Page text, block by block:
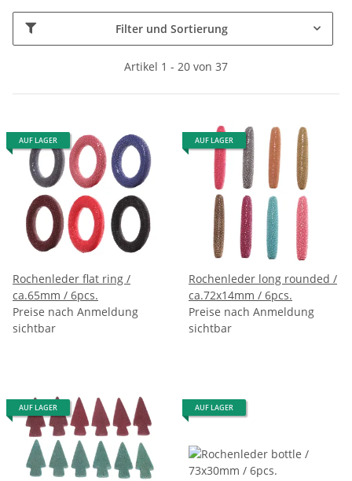
Filter und Sortierung
Artikel 1 - 20 von 37
AUF LAGER
Rochenleder flat ring /
ca.65mm / 6pcs.
Preise nach Anmeldung
sichtbar
AUF LAGER
Rochenleder long rounded /
ca.72x14mm / 6pcs.
Preise nach Anmeldung
sichtbar
AUF LAGER AUF LAGER